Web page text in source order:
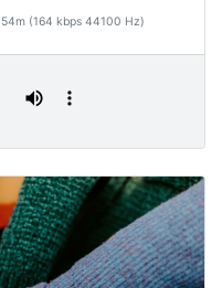
(164 kbps 44100 Hz)